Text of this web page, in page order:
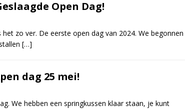
Open Dag!
zo ver. De eerste open dag van 2024. We begonnen
[…]
dag 25 mei!
We hebben een springkussen klaar staan, je kunt